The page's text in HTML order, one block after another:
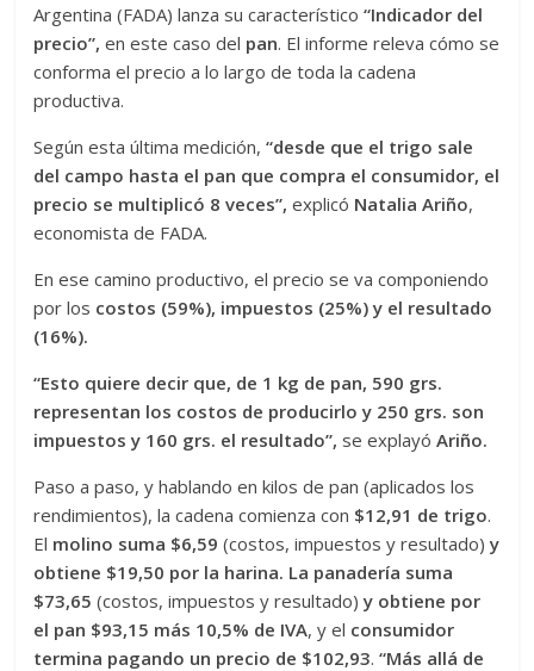
Argentina (FADA) lanza su característico“Indicador del
precio”, en este caso del pan. El informe releva cómo se
conforma el precio a lo largo de toda la cadena
productiva.
Según esta última medición,“desde que el trigo sale
del campo hasta el pan que compra el consumidor, el
precio se multiplicó 8 veces”, explicó Natalia Ariño,
economista de FADA.
En ese camino productivo, el precio se va componiendo
por los costos (59%), impuestos (25%) y el resultado
(16%).
“Esto quiere decir que, de 1 kg de pan, 590 grs.
representan los costos de producirlo y 250 grs. son
impuestos y 160 grs. el resultado”,se explayóAriño.
Paso a paso, y hablando en kilos de pan (aplicados los
rendimientos), la cadena comienza con $12,91 de trigo.
El molino suma $6,59 (costos, impuestos y resultado)y
obtiene $19,50 por la harina. La panadería suma
$73,65 (costos, impuestos y resultado)y obtiene por
el pan $93,15 más 10,5% de IVA, y el consumidor
termina pagando un precio de $102,93. “Más allá de